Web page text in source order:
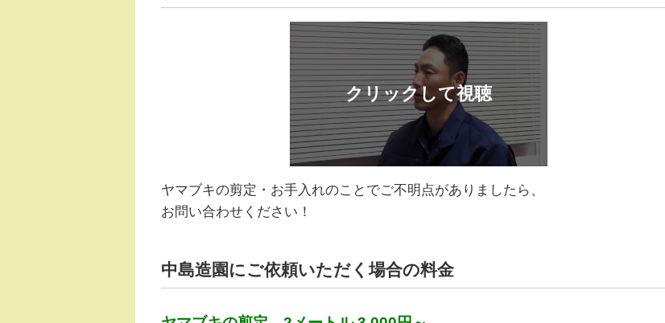
ヤマブキの剪定・お手入れのことでご不明点がありましたら、
お問い合わせください！
中島造園にご依頼いただく場合の料金